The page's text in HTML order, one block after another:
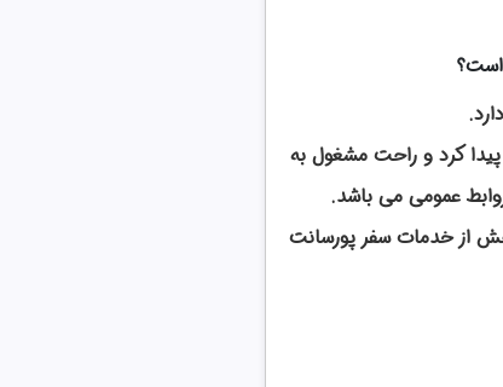
است؟
کرد و راحت مشغول به
عمومی می باشد.
از خدمات سفر پورسانت